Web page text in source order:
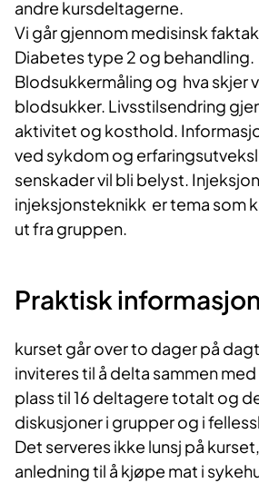
andre kursdeltagerne.​
Vi går gjennom medisinsk
Diabetes type 2 og behandling.
Blodsukkermåling og hva skjer
blodsukker. Livsstilsendring
aktivitet og kosthold.
ved sykdom og
senskader vil bli belyst.
injeksjonsteknikk er tema som
ut fra gruppen.
Praktisk informasjon
kurset går over to dager på
inviteres til å delta sammen
plass til 16 deltagere totalt og
diskusjoner i grupper og i
Det serveres ikke lunsj på
anledning til å kjøpe mat i